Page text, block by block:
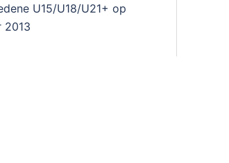
U15/U18/U21+ op
2013